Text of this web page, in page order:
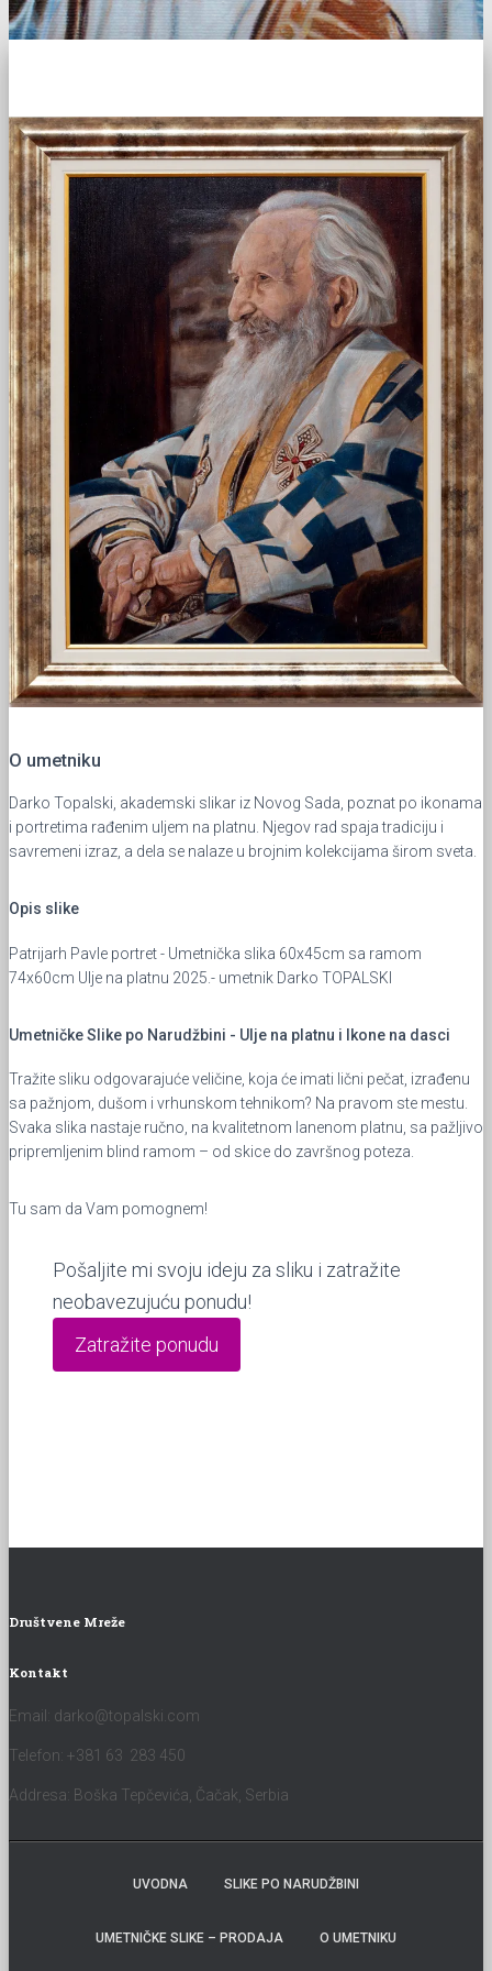
O umetniku
Darko Topalski, akademski slikar iz Novog Sada, poznat po ikonama
i portretima rađenim uljem na platnu. Njegov rad spaja tradiciju i
savremeni izraz, a dela se nalaze u brojnim kolekcijama širom sveta.
Opis slike
Patrijarh Pavle portret - Umetnička slika 60x45cm sa ramom
74x60cm Ulje na platnu 2025.- umetnik Darko TOPALSKI
Umetničke Slike po Narudžbini - Ulje na platnu i Ikone na dasci
Tražite sliku odgovarajuće veličine, koja će imati lični pečat, izrađenu
sa pažnjom, dušom i vrhunskom tehnikom? Na pravom ste mestu.
Svaka slika nastaje ručno, na kvalitetnom lanenom platnu, sa pažljivo
pripremljenim blind ramom – od skice do završnog poteza.
Tu sam da Vam pomognem!
Pošaljite mi svoju ideju za sliku i zatražite
neobavezujuću ponudu!
Zatražite ponudu
Društvene Mreže
Kontakt
Email: darko@topalski.com
Telefon: +381 63 283 450
Addresa: Boška Tepčevića, Čačak, Serbia
UVODNA SLIKE PO NARUDŽBINI
UMETNIČKE SLIKE – PRODAJA O UMETNIKU